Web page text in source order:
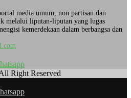
media umum, non partisan dan
melalui liputan-liputan yang lugas
kemerdekaan dalam berbangsa dan
Right Reserved